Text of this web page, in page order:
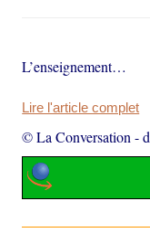
L’enseignement…
Lire l'article complet
© La Conversation -